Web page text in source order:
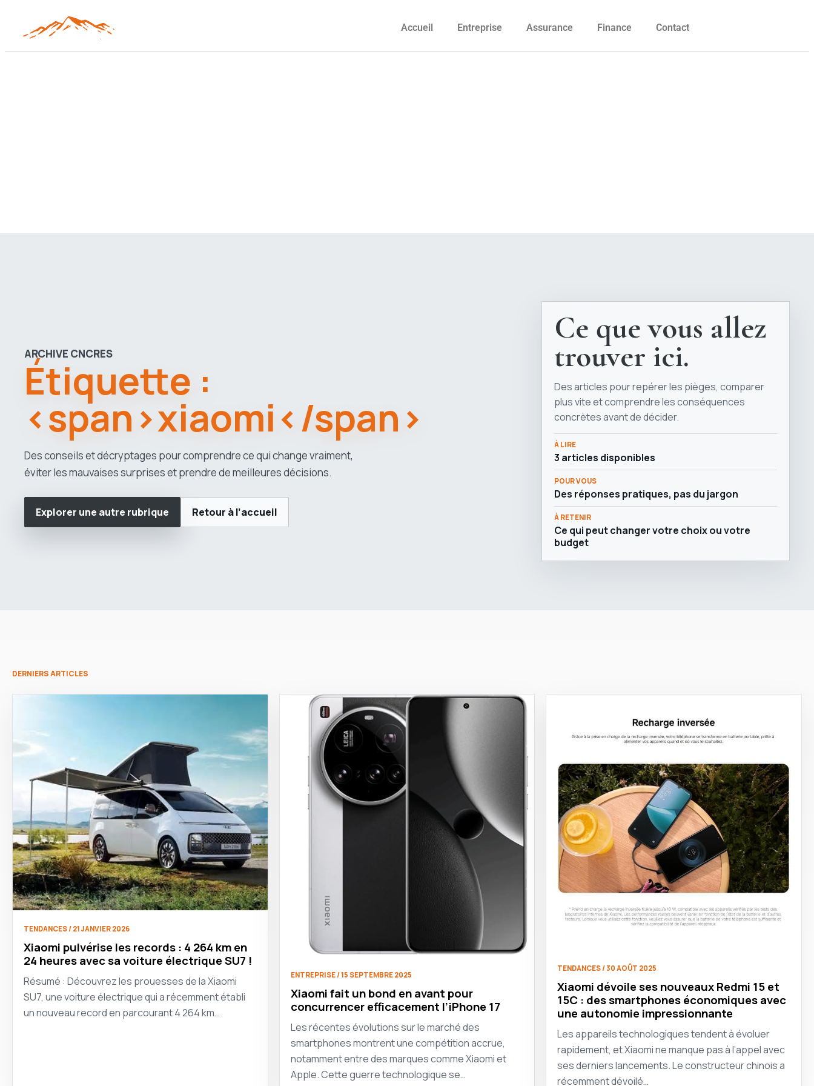
Accueil Entreprise Assurance Finance Contact
ARCHIVE CNCRES
Étiquette :
<span>xiaomi</span>
Des conseils et décryptages pour comprendre ce qui change vraiment,
éviter les mauvaises surprises et prendre de meilleures décisions.
Explorer une autre rubrique Retour à l’accueil
Ce que vous allez
trouver ici.
Des articles pour repérer les pièges, comparer
plus vite et comprendre les conséquences
concrètes avant de décider.
À LIRE
3 articles disponibles
POUR VOUS
Des réponses pratiques, pas du jargon
À RETENIR
Ce qui peut changer votre choix ou votre
budget
DERNIERS ARTICLES
TENDANCES / 21 JANVIER 2026
Xiaomi pulvérise les records : 4 264 km en
24 heures avec sa voiture électrique SU7 !
Résumé : Découvrez les prouesses de la Xiaomi
SU7, une voiture électrique qui a récemment établi
un nouveau record en parcourant 4 264 km…
ENTREPRISE / 15 SEPTEMBRE 2025
Xiaomi fait un bond en avant pour
concurrencer efficacement l’iPhone 17
Les récentes évolutions sur le marché des
smartphones montrent une compétition accrue,
notamment entre des marques comme Xiaomi et
Apple. Cette guerre technologique se…
TENDANCES / 30 AOÛT 2025
Xiaomi dévoile ses nouveaux Redmi 15 et
15C : des smartphones économiques avec
une autonomie impressionnante
Les appareils technologiques tendent à évoluer
rapidement, et Xiaomi ne manque pas à l’appel avec
ses derniers lancements. Le constructeur chinois a
récemment dévoilé…